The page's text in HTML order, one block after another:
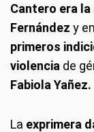
Cantero era
Fernández y
primeros
violencia de
Fabiola Yañez.
La exprimera